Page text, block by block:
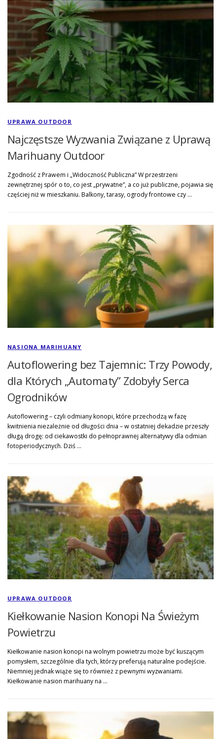
UPRAWA OUTDOOR
Najczęstsze Wyzwania Związane z Uprawą
Marihuany Outdoor
Zgodność z Prawem i „Widoczność Publiczna” W przestrzeni
zewnętrznej spór o to, co jest „prywatne”, a co już publiczne, pojawia się
częściej niż w mieszkaniu. Balkony, tarasy, ogrody frontowe czy …
NASIONA MARIHUANY
Autoflowering bez Tajemnic: Trzy Powody,
dla Których „Automaty” Zdobyły Serca
Ogrodników
Autoflowering – czyli odmiany konopi, które przechodzą w fazę
kwitnienia niezależnie od długości dnia – w ostatniej dekadzie przeszły
długą drogę: od ciekawostki do pełnoprawnej alternatywy dla odmian
fotoperiodycznych. Dziś …
UPRAWA OUTDOOR
Kiełkowanie Nasion Konopi Na Świeżym
Powietrzu
Kiełkowanie nasion konopi na wolnym powietrzu może być kuszącym
pomysłem, szczególnie dla tych, którzy preferują naturalne podejście.
Niemniej jednak wiąże się to również z pewnymi wyzwaniami.
Kiełkowanie nasion marihuany na …